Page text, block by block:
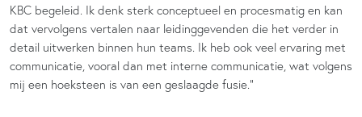
KBC begeleid. Ik denk sterk conceptueel en procesmatig en kan
dat vervolgens vertalen naar leidinggevenden die het verder in
detail uitwerken binnen hun teams. Ik heb ook veel ervaring met
communicatie, vooral dan met interne communicatie, wat volgens
mij een hoeksteen is van een geslaagde fusie.”